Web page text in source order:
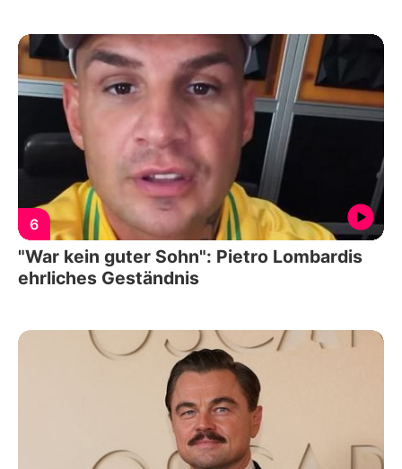
6
"War kein guter Sohn": Pietro Lombardis
ehrliches Geständnis